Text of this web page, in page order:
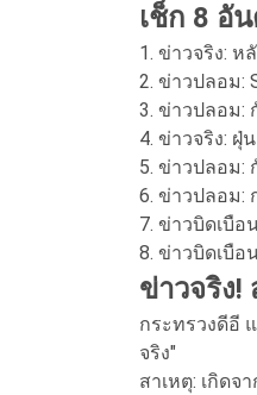
เช็ก 8 อั
1. ข่าวจริง: ห
2. ข่าวปลอม:
3. ข่าวปลอม:
4. ข่าวจริง: ฝุ่
5. ข่าวปลอม
6. ข่าวปลอม:
7. ข่าวบิดเบื
8. ข่าวบิดเบื
ข่าวจริง!
กระทรวงดีอี
จริง"
สาเหตุ: เกิด